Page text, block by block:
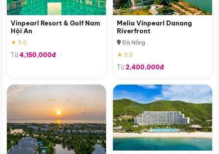
Vinpearl Resort & Golf Nam
Hội An
★ 5.0
Từ4,150,000đ
Melia Vinpearl Danang
Riverfront
Đà Nẵng
★ 5.0
Từ2,400,000đ